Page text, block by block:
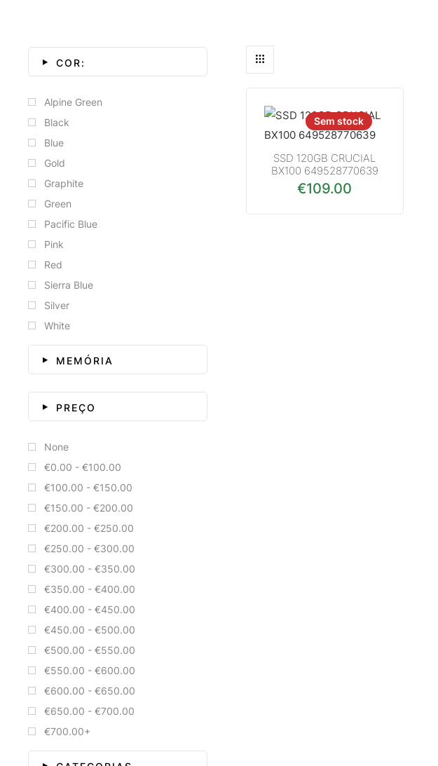
Sem stock
SSD 120GB CRUCIAL
BX100 649528770639
€109.00
COR:
Alpine Green
Black
Blue
Gold
Graphite
Green
Pacific Blue
Pink
Red
Sierra Blue
Silver
White
MEMÓRIA
PREÇO
None
€0.00 - €100.00
€100.00 - €150.00
€150.00 - €200.00
€200.00 - €250.00
€250.00 - €300.00
€300.00 - €350.00
€350.00 - €400.00
€400.00 - €450.00
€450.00 - €500.00
€500.00 - €550.00
€550.00 - €600.00
€600.00 - €650.00
€650.00 - €700.00
€700.00+